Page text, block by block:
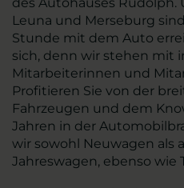
Leuna und Merseburg
Stunde mit dem Auto
sich, denn wir stehen mit
Mitarbeiterinnen und
Profitieren Sie von der
Fahrzeugen und dem
Jahren in der
wir sowohl Neuwagen als
Jahreswagen, ebenso wie